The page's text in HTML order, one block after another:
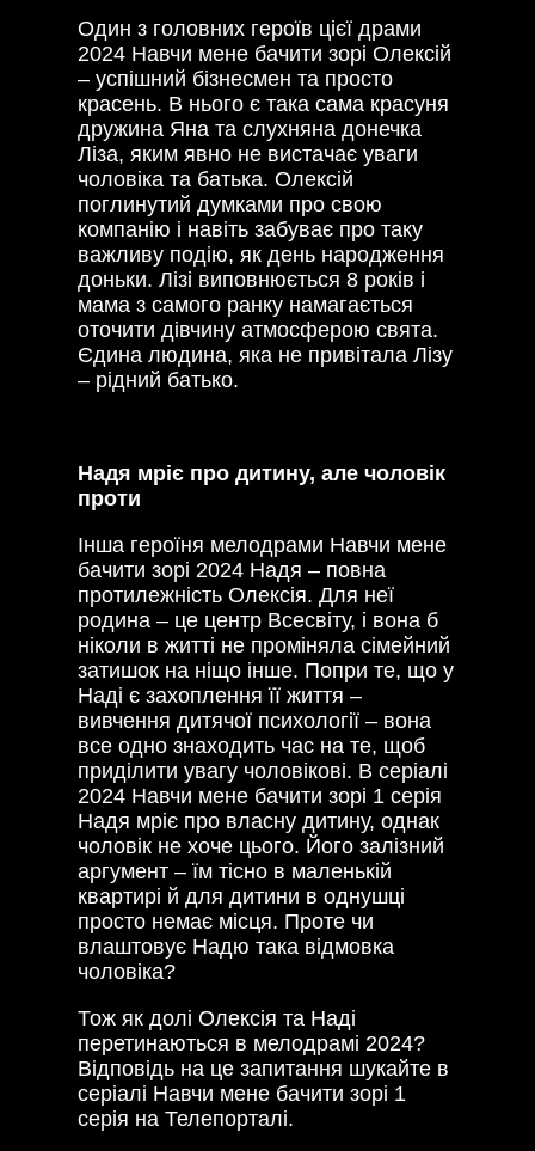
Один з головних героїв цієї драми
2024 Навчи мене бачити зорі Олексій
– успішний бізнесмен та просто
красень. В нього є така сама красуня
дружина Яна та слухняна донечка
Ліза, яким явно не вистачає уваги
чоловіка та батька. Олексій
поглинутий думками про свою
компанію і навіть забуває про таку
важливу подію, як день народження
доньки. Лізі виповнюється 8 років і
мама з самого ранку намагається
оточити дівчину атмосферою свята.
Єдина людина, яка не привітала Лізу
– рідний батько.
Надя мріє про дитину, але чоловік
проти
Інша героїня мелодрами Навчи мене
бачити зорі 2024 Надя – повна
протилежність Олексія. Для неї
родина – це центр Всесвіту, і вона б
ніколи в житті не проміняла сімейний
затишок на ніщо інше. Попри те, що у
Наді є захоплення її життя –
вивчення дитячої психології – вона
все одно знаходить час на те, щоб
приділити увагу чоловікові. В серіалі
2024 Навчи мене бачити зорі 1 серія
Надя мріє про власну дитину, однак
чоловік не хоче цього. Його залізний
аргумент – їм тісно в маленькій
квартирі й для дитини в однушці
просто немає місця. Проте чи
влаштовує Надю така відмовка
чоловіка?
Тож як долі Олексія та Наді
перетинаються в мелодрамі 2024?
Відповідь на це запитання шукайте в
серіалі Навчи мене бачити зорі 1
серія на Телепорталі.